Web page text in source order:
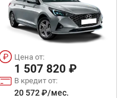
Цена от:
1 507 820 ₽
В кредит от:
20 572 ₽/мес.